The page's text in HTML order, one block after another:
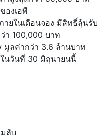
องเอพี
ยในเดือนจอง มีสิทธิ์ลุ้นรับ
า 100,000 บาท
มูลค่ากว่า 3.6 ล้านบาท
นวันที่ 30 มิถุนายนนี้
มลับ